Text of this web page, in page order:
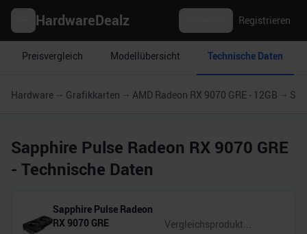
HardwareDealz Registrieren
Preisvergleich Modellübersicht Technische Daten
Hardware Grafikkarten AMD Radeon RX 9070 GRE - 12GB
Sapphire Pulse Radeon RX 9070 GRE
- Technische Daten
Sapphire Pulse Radeon
RX 9070 GRE